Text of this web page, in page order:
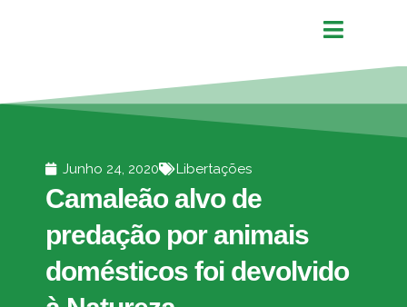
Junho 24, 2020 Libertações
Camaleão alvo de
predação por animais
domésticos foi devolvido